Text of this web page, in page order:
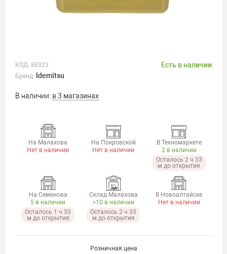
КОД: 88323 Есть в наличии
Бренд: Idemitsu
В наличии: в 3 магазинах
На Малахова
Нет в наличии
На Покровской
Нет в наличии
В Техномаркете
2 в наличии
Осталось 2 ч 33
м до открытия
На Семенова
5 в наличии
Осталось 1 ч 33
м до открытия
Склад Малахова
>10 в наличии
Осталось 2 ч 33
м до открытия
В Новоалтайске
Нет в наличии
Розничная цена